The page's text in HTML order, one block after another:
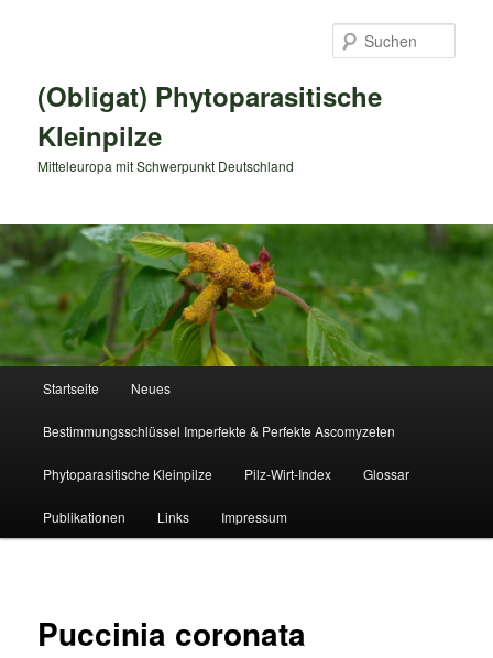
(Obligat) Phytoparasitische
Kleinpilze
Mitteleuropa mit Schwerpunkt Deutschland
Startseite Neues
Bestimmungsschlüssel Imperfekte & Perfekte Ascomyzeten
Phytoparasitische Kleinpilze Pilz-Wirt-Index Glossar
Publikationen Links Impressum
Puccinia coronata